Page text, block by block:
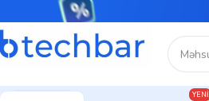
YENI